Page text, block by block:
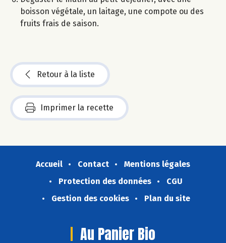
boisson végétale, un laitage, une compote ou des
fruits frais de saison.
Retour à la liste
Imprimer la recette
Accueil Contact
Mentions légales
Protection des données
CGU
Gestion des cookies
Plan du site
Au Panier Bio